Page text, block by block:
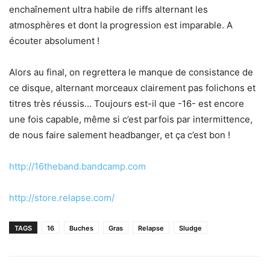
enchaînement ultra habile de riffs alternant les
atmosphères et dont la progression est imparable. A
écouter absolument !
Alors au final, on regrettera le manque de consistance de
ce disque, alternant morceaux clairement pas folichons et
titres très réussis… Toujours est-il que -16- est encore
une fois capable, même si c’est parfois par intermittence,
de nous faire salement headbanger, et ça c’est bon !
http://16theband.bandcamp.com
http://store.relapse.com/
TAGS 16 Buches Gras Relapse Sludge